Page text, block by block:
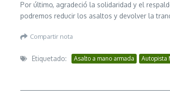
Por último, agradeció la solidaridad y el
podremos reducir los asaltos y devolver la
Compartir nota
Etiquetado: Asalto a mano armada Autopista